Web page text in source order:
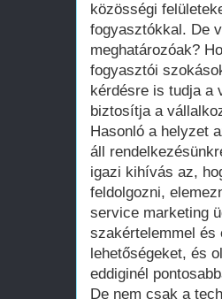
közösségi
fogyasztókkal. De
meghatározóak?
fogyasztói
kérdésre is tudja a
biztosítja a
Hasonló a helyzet
áll
igazi kihívás az,
feldolgozni,
service marketing
szakértelemmel és
lehetőségeket, és
eddiginél
De nem csak a